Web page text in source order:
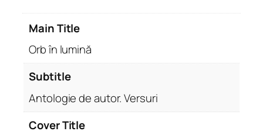
n
l
Main Title
Orb în lumină
Subtitle
Antologie de autor. Versuri
Cover Title